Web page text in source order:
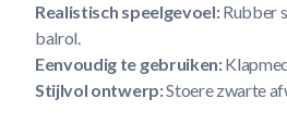
Realistisch speelgevoel:Rubber
balrol.
Eenvoudig te gebruiken:
Stijlvol ontwerp:Stoere zwarte